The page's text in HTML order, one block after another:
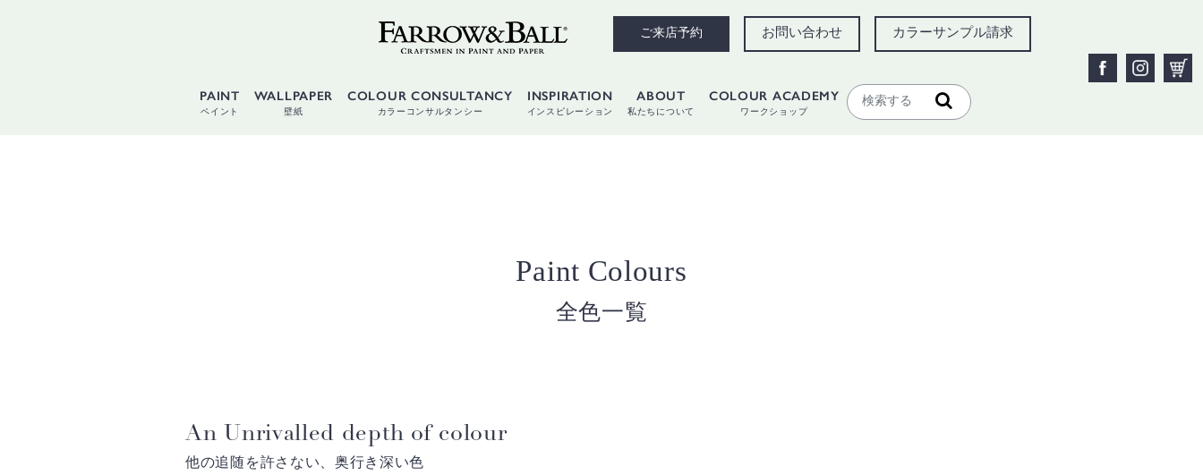
ご来店予約 お問い合わせ カラーサンプル請求
PAINT
ペイント
WALLPAPER
壁紙
COLOUR CONSULTANCY
カラーコンサルタンシー
INSPIRATION
インスピレーション
ABOUT
私たちについて
COLOUR ACADEMY
ワークショップ
Paint Colours
全色一覧
An Unrivalled depth of colour
他の追随を許さない、奥行き深い色